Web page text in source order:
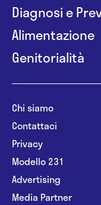
Diagnosi e
Alimentazione
Genitorialità
Chi siamo
Contattaci
Privacy
Modello 231
Advertising
Media Partner